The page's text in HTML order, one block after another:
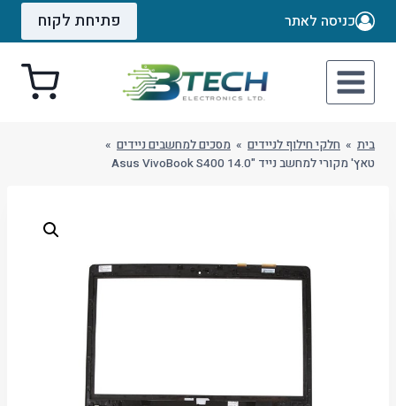
Skip
כניסה לאתר פתיחת לקוח
בית » חלקי חילוף לניידים » מסכים למחשבים ניידים »
טאץ' מקורי למחשב נייד "14.0 Asus VivoBook S400